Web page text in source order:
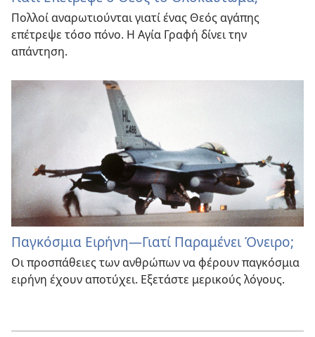
Πολλοί αναρωτιούνται γιατί ένας Θεός αγάπης
επέτρεψε τόσο πόνο. Η Αγία Γραφή δίνει την
απάντηση.
Παγκόσμια Ειρήνη—Γιατί Παραμένει Όνειρο;
Οι προσπάθειες των ανθρώπων να φέρουν παγκόσμια
ειρήνη έχουν αποτύχει. Εξετάστε μερικούς λόγους.